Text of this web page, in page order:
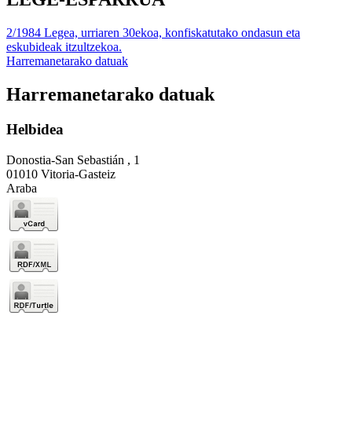
2/1984 Legea, urriaren 30ekoa, konfiskatutako ondasun eta
eskubideak itzultzekoa.
Harremanetarako datuak
Harremanetarako datuak
Helbidea
Donostia-San Sebastián , 1
01010 Vitoria-Gasteiz
Araba